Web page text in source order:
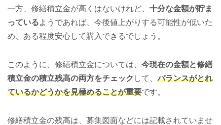
一方、修繕積立金が高くはないけれど、 十分な金額が貯ま
っているようであれば、今後値上がりする可能性が低いた
め、ある程度安心して購入できるでしょう。
このように、修繕積立金については、 今現在の金額と修繕
積立金の積立残高の両方をチェック して、 バランスがとれ
ているかどうかを見極めることが重要です。
修繕積立金の残高は、募集図面などには記載されていませ